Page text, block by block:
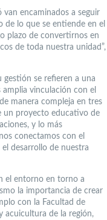
van encaminados a seguir
de lo que se entiende en el
plazo de convertirnos en
de toda nuestra unidad”,
gestión se refieren a una
vinculación con el
manera compleja en tres
un proyecto educativo de
y lo más
conectamos con el
desarrollo de nuestra
el entorno en torno a
la importancia de crear
con la Facultad de
acuicultura de la región,